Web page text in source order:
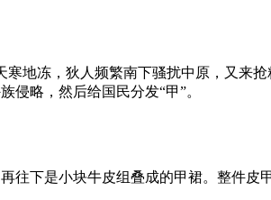
地冻，狄人频繁南下骚扰中原，又来
侵略，然后给国民分发“甲”。
往下是小块牛皮组叠成的甲裙。整件